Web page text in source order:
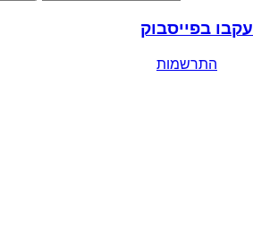
עקבו בפייסבוק
התרשמות